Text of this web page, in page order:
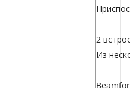
2
Из